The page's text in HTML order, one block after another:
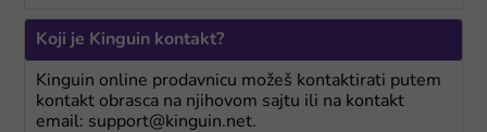
Koji je Kinguin kontakt?
Kinguin online prodavnicu možeš kontaktirati putem
kontakt obrasca na njihovom sajtu ili na kontakt
email: support@kinguin.net.